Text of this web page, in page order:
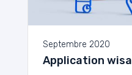
Septembre 2020
Application wisa